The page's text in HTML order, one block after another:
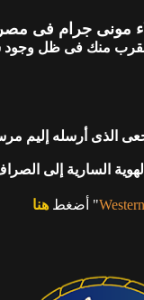
مونى جرام فى
منك فى ظل
إلى
" أضغطهنا